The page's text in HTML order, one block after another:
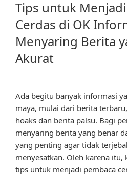
ON
Tips untuk
Cerdas di OK
Menyaring Berita
Akurat
Ada begitu banyak informasi
maya, mulai dari berita
hoaks dan berita palsu. Bagi
menyaring berita yang benar
yang penting agar tidak
menyesatkan. Oleh karena
tips untuk menjadi pembaca